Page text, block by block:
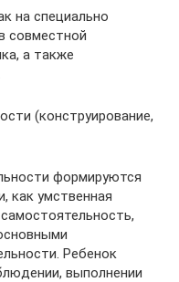
на специально
совместной
а также
(конструирование,
формируются
как умственная
Ребенок
выполнении